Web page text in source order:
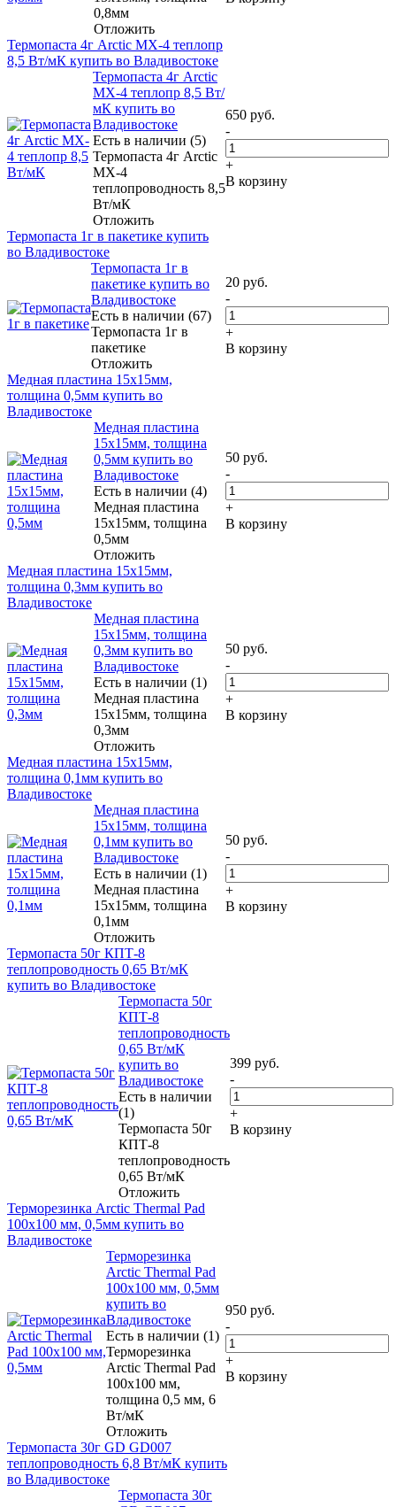
0,8мм
Отложить
Термопаста 4г Arctic MX-4 теплопр
8,5 Вт/мК купить во Владивостоке
Термопаста 4г Arctic
MX-4 теплопр 8,5 Вт/
мК купить во
Владивостоке
Есть в наличии (5)
Термопаста 4г Arctic
MX-4
теплопроводность 8,5
Вт/мК
Отложить
650 руб.
-
+
В корзину
Термопаста 1г в пакетике купить
во Владивостоке
Термопаста 1г в
пакетике купить во
Владивостоке
Есть в наличии (67)
Термопаста 1г в
пакетике
Отложить
20 руб.
-
+
В корзину
Медная пластина 15х15мм,
толщина 0,5мм купить во
Владивостоке
Медная пластина
15х15мм, толщина
0,5мм купить во
Владивостоке
Есть в наличии (4)
Медная пластина
15х15мм, толщина
0,5мм
Отложить
50 руб.
-
+
В корзину
Медная пластина 15х15мм,
толщина 0,3мм купить во
Владивостоке
Медная пластина
15х15мм, толщина
0,3мм купить во
Владивостоке
Есть в наличии (1)
Медная пластина
15х15мм, толщина
0,3мм
Отложить
50 руб.
-
+
В корзину
Медная пластина 15х15мм,
толщина 0,1мм купить во
Владивостоке
Медная пластина
15х15мм, толщина
0,1мм купить во
Владивостоке
Есть в наличии (1)
Медная пластина
15х15мм, толщина
0,1мм
Отложить
50 руб.
-
+
В корзину
Термопаста 50г КПТ-8
теплопроводность 0,65 Вт/мК
купить во Владивостоке
Термопаста 50г
КПТ-8
теплопроводность
0,65 Вт/мК
купить во
Владивостоке
Есть в наличии
(1)
Термопаста 50г
КПТ-8
теплопроводность
0,65 Вт/мК
Отложить
399 руб.
-
+
В корзину
Терморезинка Arctic Thermal Pad
100х100 мм, 0,5мм купить во
Владивостоке
Терморезинка
Arctic Thermal Pad
100х100 мм, 0,5мм
купить во
Владивостоке
Есть в наличии (1)
Терморезинка
Arctic Thermal Pad
100х100 мм,
толщина 0,5 мм, 6
Вт/мК
Отложить
950 руб.
-
+
В корзину
Термопаста 30г GD GD007
теплопроводность 6,8 Вт/мК купить
во Владивостоке
Термопаста 30г